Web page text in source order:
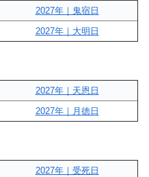
2027年｜鬼宿日
2027年｜大明日
2027年｜天恩日
2027年｜月徳日
2027年｜受死日